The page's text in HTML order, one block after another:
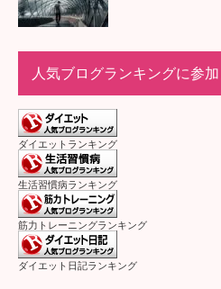
人気ブログランキングに参
ダイエットランキング
生活習慣病ランキング
筋力トレーニングランキング
ダイエット日記ランキング